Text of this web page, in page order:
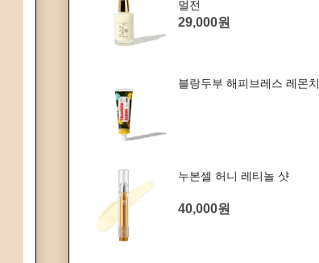
멀전
29,000원
블랑두부 해피브레스 레몬
누본셀 허니 레티놀 샷
40,000원